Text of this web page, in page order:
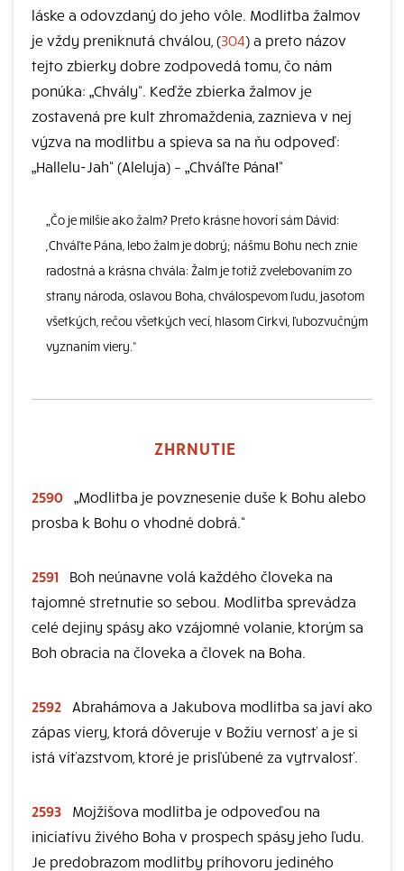
láske a odovzdaný do jeho vôle. Modlitba žalmov
je vždy preniknutá chválou, (304) a preto názov
tejto zbierky dobre zodpovedá tomu, čo nám
ponúka: „Chvály“. Keďže zbierka žalmov je
zostavená pre kult zhromaždenia, zaznieva v nej
výzva na modlitbu a spieva sa na ňu odpoveď:
„Hallelu-Jah“ (Aleluja) – „Chváľte Pána!“
„Čo je milšie ako žalm? Preto krásne hovorí sám Dávid:
,Chváľte Pána, lebo žalm je dobrý; nášmu Bohu nech znie
radostná a krásna chvála: Žalm je totiž zvelebovaním zo
strany národa, oslavou Boha, chválospevom ľudu, jasotom
všetkých, rečou všetkých vecí, hlasom Cirkvi, ľubozvučným
vyznaním viery.“
ZHRNUTIE
2590
„Modlitba je povznesenie duše k Bohu alebo
prosba k Bohu o vhodné dobrá.“
2591
Boh neúnavne volá každého človeka na
tajomné stretnutie so sebou. Modlitba sprevádza
celé dejiny spásy ako vzájomné volanie, ktorým sa
Boh obracia na človeka a človek na Boha.
2592
Abrahámova a Jakubova modlitba sa javí ako
zápas viery, ktorá dôveruje v Božiu vernosť a je si
istá víťazstvom, ktoré je prisľúbené za vytrvalosť.
2593
Mojžišova modlitba je odpoveďou na
iniciatívu živého Boha v prospech spásy jeho ľudu.
Je predobrazom modlitby príhovoru jediného